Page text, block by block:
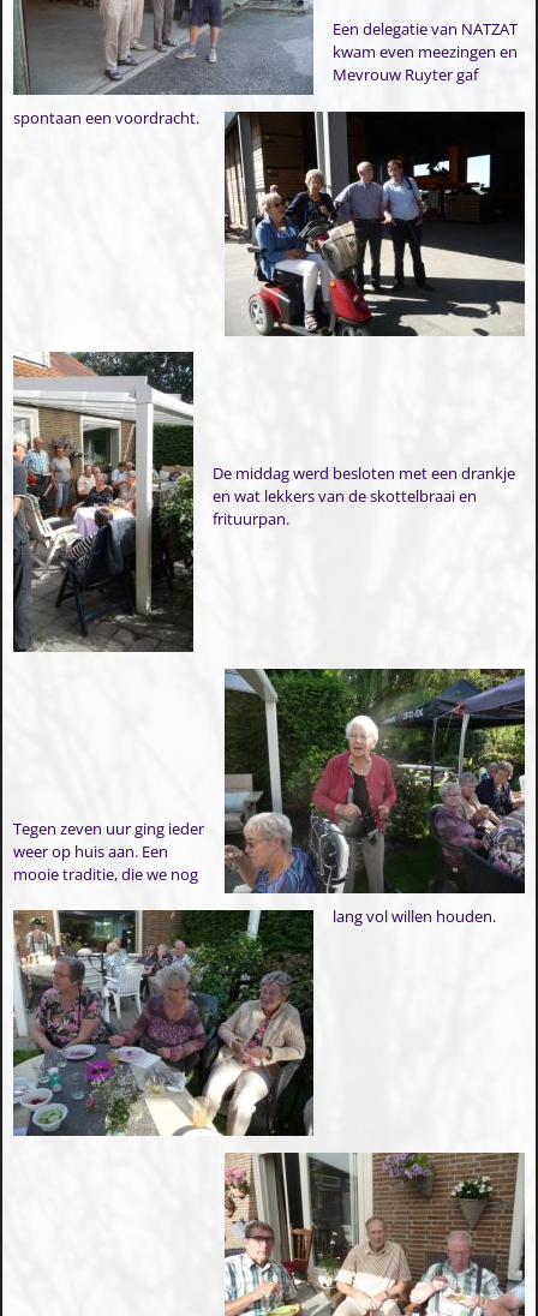
Een delegatie van NATZAT
kwam even meezingen en
Mevrouw Ruyter gaf
spontaan een voordracht.
De middag werd besloten met een drankje
en wat lekkers van de skottelbraai en
frituurpan.
Tegen zeven uur ging ieder
weer op huis aan. Een
mooie traditie, die we nog
lang vol willen houden.